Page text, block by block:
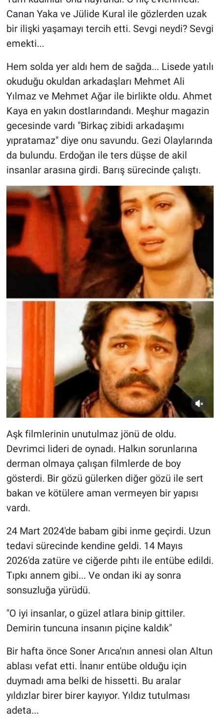
Canan Yaka ve Jülide Kural ile gözlerden uzak
bir ilişki yaşamayı tercih etti. Sevgi neydi? Sevgi
emekti...
Hem solda yer aldı hem de sağda... Lisede yatılı
okuduğu okuldan arkadaşları Mehmet Ali
Yılmaz ve Mehmet Ağar ile birlikte oldu. Ahmet
Kaya en yakın dostlarındandı. Meşhur magazin
gecesinde vardı "Birkaç zibidi arkadaşımı
yıpratamaz" diye onu savundu. Gezi Olaylarında
da bulundu. Erdoğan ile ters düşse de akil
insanlar arasına girdi. Barış sürecinde çalıştı.
Aşk filmlerinin unutulmaz jönü de oldu.
Devrimci lideri de oynadı. Halkın sorunlarına
derman olmaya çalışan filmlerde de boy
gösterdi. Bir gözü gülerken diğer gözü ile sert
bakan ve kötülere aman vermeyen bir yapısı
vardı.
24 Mart 2024'de babam gibi inme geçirdi. Uzun
tedavi sürecinde kendine geldi. 14 Mayıs
2026'da zatüre ve ciğerde pıhtı ile entübe edildi.
Tıpkı annem gibi... Ve ondan iki ay sonra
sonsuzluğa yürüdü.
"O iyi insanlar, o güzel atlara binip gittiler.
Demirin tuncuna insanın piçine kaldık"
Bir hafta önce Soner Arıca'nın annesi olan Altun
ablası vefat etti. İnanır entübe olduğu için
duymadı ama belki de hissetti. Bu aralar
yıldızlar birer birer kayıyor. Yıldız tutulması
adeta...